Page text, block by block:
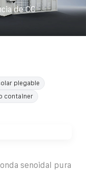
de CC
plegable
container
senoidal pura